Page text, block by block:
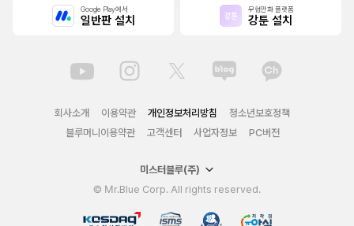
Google Play에서
일반판 설치
무협만화 플랫폼
강툰 설치
회사소개 이용약관 개인정보처리방침
청소년보호정책
블루머니이용약관
고객센터 사업자정보 PC버전
미스터블루(주)
© Mr.Blue Corp. All rights reserved.